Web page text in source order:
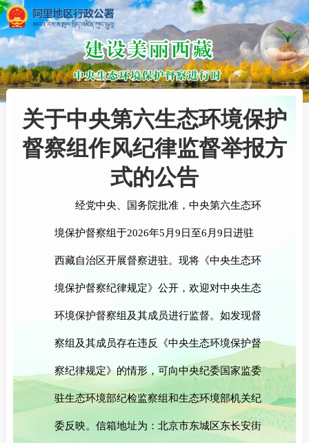
关于中央第六生态环境保护
督察组作风纪律监督举报方
式的公告
经党中央、国务院批准，中央第六生态环
境保护督察组于2026年5月9日至6月9日进驻
西藏自治区开展督察进驻。现将《中央生态环
境保护督察纪律规定》公开，欢迎对中央生态
环境保护督察组及其成员进行监督。如发现督
察组及其成员存在违反《中央生态环境保护督
察纪律规定》的情形，可向中央纪委国家监委
驻生态环境部纪检监察组和生态环境部机关纪
委反映。信箱地址为：北京市东城区东长安街